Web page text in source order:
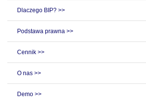
Dlaczego BIP? >>
Podstawa prawna >>
Cennik >>
O nas >>
Demo >>